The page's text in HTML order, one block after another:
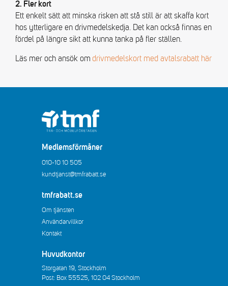
2. Fler kort
Ett enkelt sätt att minska risken att stå still är att skaffa kort
hos ytterligare en drivmedelskedja. Det kan också finnas en
fördel på längre sikt att kunna tanka på fler ställen.
Läs mer och ansök om drivmedelskort med avtalsrabatt här
Medlemsförmåner
010-10 10 505
kundtjanst@tmfrabatt.se
tmfrabatt.se
Om tjänsten
Användarvillkor
Kontakt
Huvudkontor
Storgatan 19, Stockholm
Post: Box 55525, 102 04 Stockholm